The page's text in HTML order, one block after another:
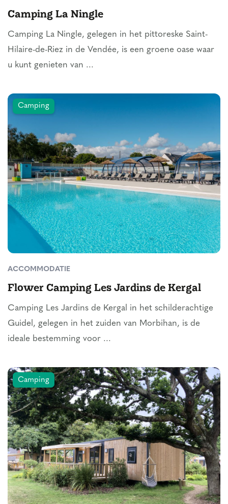
Camping La Ningle
Camping La Ningle, gelegen in het pittoreske Saint-
Hilaire-de-Riez in de Vendée, is een groene oase waar
u kunt genieten van ...
Camping
ACCOMMODATIE
Flower Camping Les Jardins de Kergal
Camping Les Jardins de Kergal in het schilderachtige
Guidel, gelegen in het zuiden van Morbihan, is de
ideale bestemming voor ...
Camping